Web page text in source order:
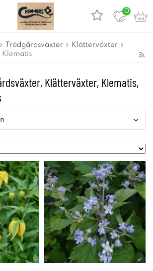
0
Trädgårdsväxter
Klätterväxter
Klematis
Klätterväxter, Klematis,